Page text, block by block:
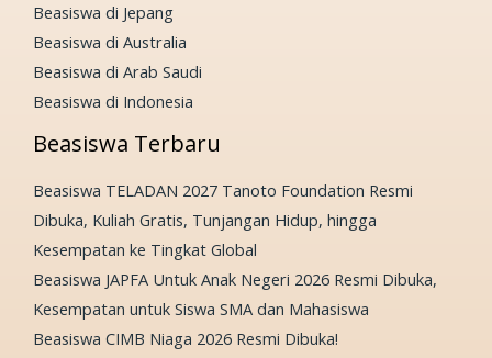
Beasiswa di Jepang
Beasiswa di Australia
Beasiswa di Arab Saudi
Beasiswa di Indonesia
Beasiswa Terbaru
Beasiswa TELADAN 2027 Tanoto Foundation Resmi
Dibuka, Kuliah Gratis, Tunjangan Hidup, hingga
Kesempatan ke Tingkat Global
Beasiswa JAPFA Untuk Anak Negeri 2026 Resmi Dibuka,
Kesempatan untuk Siswa SMA dan Mahasiswa
Beasiswa CIMB Niaga 2026 Resmi Dibuka!